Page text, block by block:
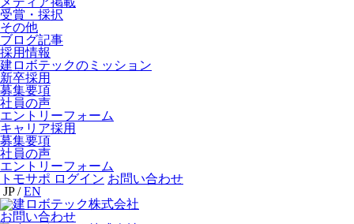
受賞・採択
その他
ブログ記事
採用情報
建ロボテックのミッション
新卒採用
募集要項
社員の声
エントリーフォーム
キャリア採用
募集要項
社員の声
エントリーフォーム
トモサポ ログイン お問い合わせ
JP/EN
お問い合わせ